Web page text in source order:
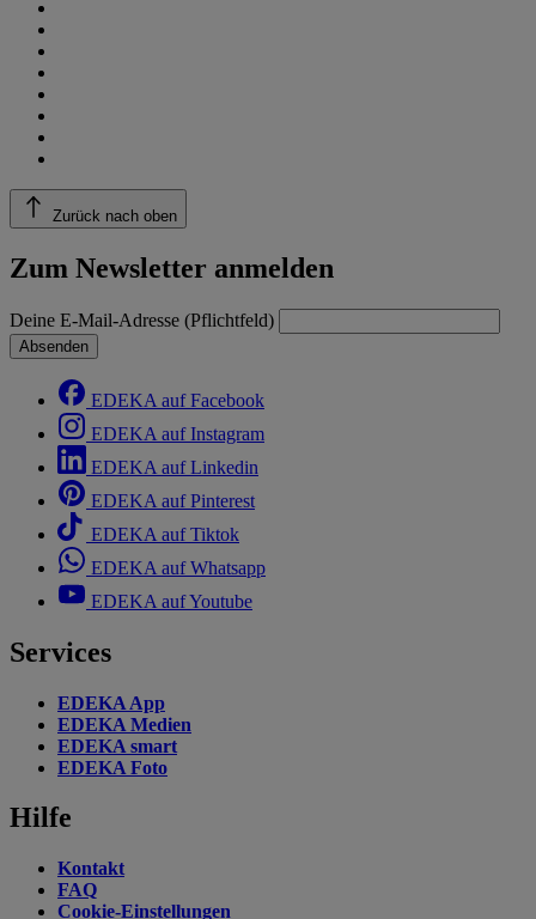
Zurück nach oben
Zum Newsletter anmelden
Deine E-Mail-Adresse (Pflichtfeld)
Absenden
EDEKA auf Facebook
EDEKA auf Instagram
EDEKA auf Linkedin
EDEKA auf Pinterest
EDEKA auf Tiktok
EDEKA auf Whatsapp
EDEKA auf Youtube
Services
EDEKA App
EDEKA Medien
EDEKA smart
EDEKA Foto
Hilfe
Kontakt
FAQ
Cookie-Einstellungen